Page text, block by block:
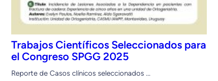
Trabajos Científicos Seleccionados para
el Congreso SPGG 2025
Reporte de Casos clínicos seleccionados …